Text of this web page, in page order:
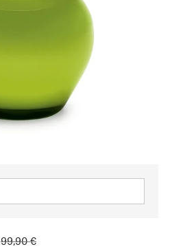
99,90 €